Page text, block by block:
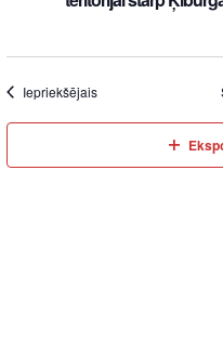
Iepriekšējais